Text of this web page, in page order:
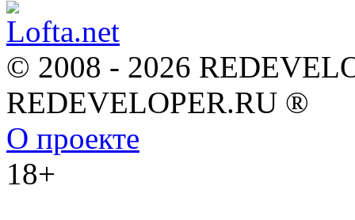
© 2008 - 2026
REDEVELOPER.RU ®
О проекте
18+